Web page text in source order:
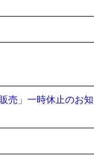
売」一時休止のお知